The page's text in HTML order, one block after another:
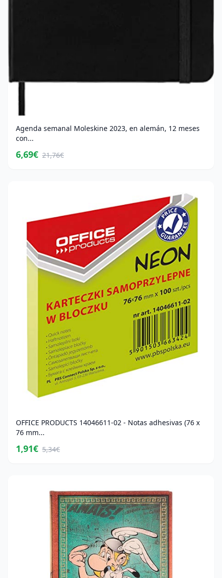
Agenda semanal Moleskine 2023, en alemán, 12 meses
con...
6,69€ 21,76€
OFFICE PRODUCTS 14046611-02 - Notas adhesivas (76 x
76 mm...
1,91€ 5,34€